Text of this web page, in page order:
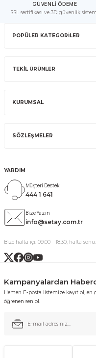
GÜVENLİ ÖDEME
SSL sertifikası ve 3D güvenlik
POPÜLER KATEGORİLER
TEKİL ÜRÜNLER
KURUMSAL
SÖZLEŞMELER
YARDIM
Müşteri Destek
444 1 641
Bize Yazın
info@setay.com.tr
Bize hafta içi: 09:00 - 18:30, hafta
Kampanyalardan
Hemen E-posta listemize kayıt ol,
öğrenen sen ol.